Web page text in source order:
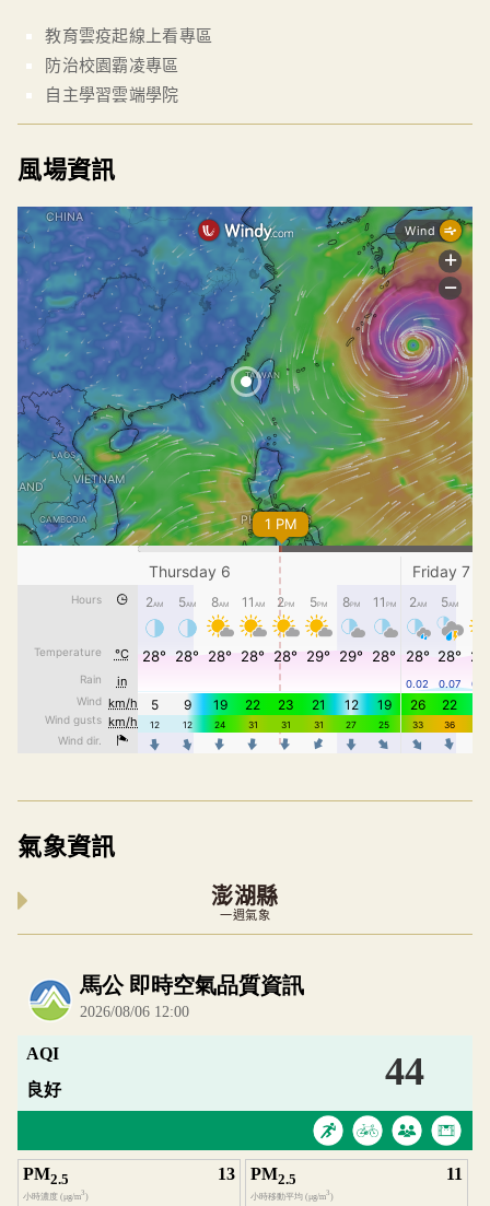
教育雲疫起線上看專區
防治校園霸凌專區
自主學習雲端學院
風場資訊
氣象資訊
澎湖縣
一週氣象
內嵌空氣品質小工具為視覺預覽，完整即時空